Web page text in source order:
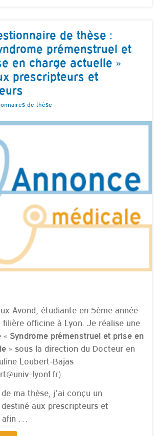
de thèse :
prémenstruel et
en charge actuelle »
prescripteurs et
de thèse
Avond, étudiante en 5ème année
filière officine à Lyon. Je réalise une
« Syndrome prémenstruel et prise en
» sous la direction du Docteur en
Loubert-Bajas
lyon1.fr).
ma thèse, j’ai conçu un
aux prescripteurs et
…